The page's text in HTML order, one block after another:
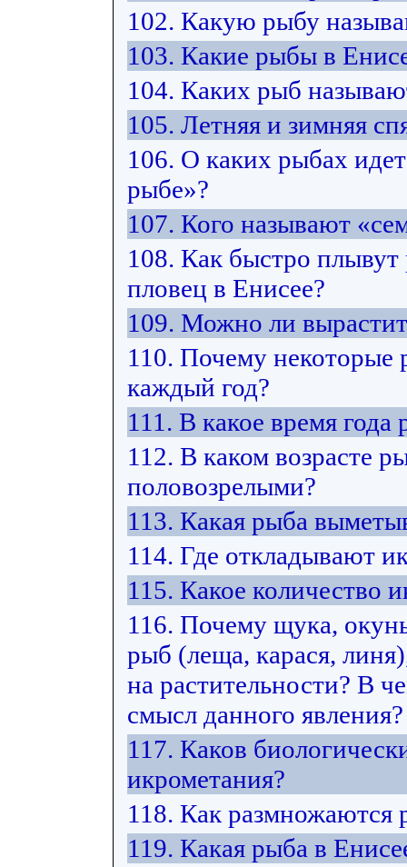
102. Какую рыбу
103. Какие рыбы в
104. Каких рыб
105. Летняя и зимняя
106. О каких рыбах
рыбе»?
107. Кого называют
108. Как быстро
пловец в Енисее?
109. Можно ли
110. Почему
каждый год?
111. В какое время
112. В каком возрасте
половозрелыми?
113. Какая рыба
114. Где откладывают
115. Какое
116. Почему щука,
рыб (леща, карася,
на растительности? В
смысл данного явления?
117. Каков
икрометания?
118. Как размножаются
119. Какая рыба в